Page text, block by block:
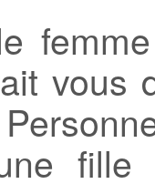
vous